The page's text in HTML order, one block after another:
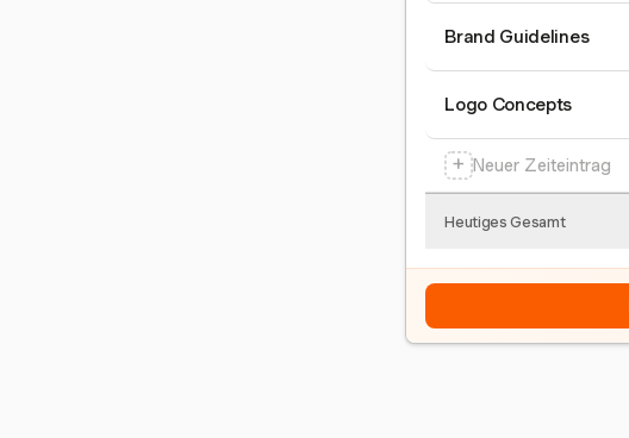
Brand Guidelines
Logo Concepts
+ Neuer Zeiteintrag
Heutiges Gesamt